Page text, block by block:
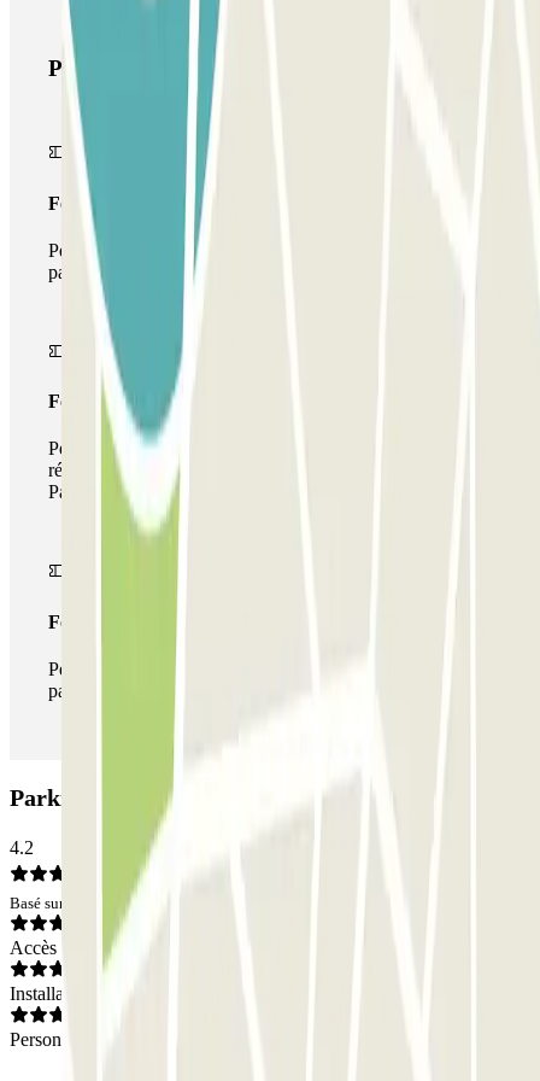
Produits Parclick
Forfait Simple
Pendant votre séjour, vous ne pourrez entrer et sortir du
parking qu'une seule fois
Forfait de stationnement multiple
Pendant votre séjour, vous pouvez utiliser l'ensemble du
réseau de parkings de cet opérateur disponible sur
Parclick.
Forfait illimité
Pendant votre séjour, vous pouvez entrer et sortir du
parking aussi souvent que vous le souhaitez.
Parking NN El Pallol: Avis
4.2
Basé sur 2 avis
Accès
Installations
Personnel